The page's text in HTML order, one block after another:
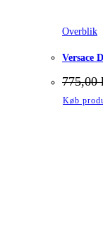
Overblik
Versace
775,00
Køb